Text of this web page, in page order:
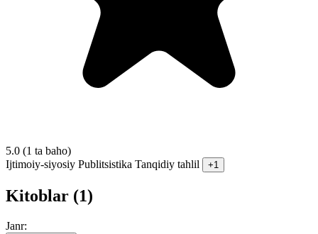
5.0 (1 ta baho)
Ijtimoiy-siyosiy Publitsistika Tanqidiy tahlil +1
Kitoblar (1)
Janr: